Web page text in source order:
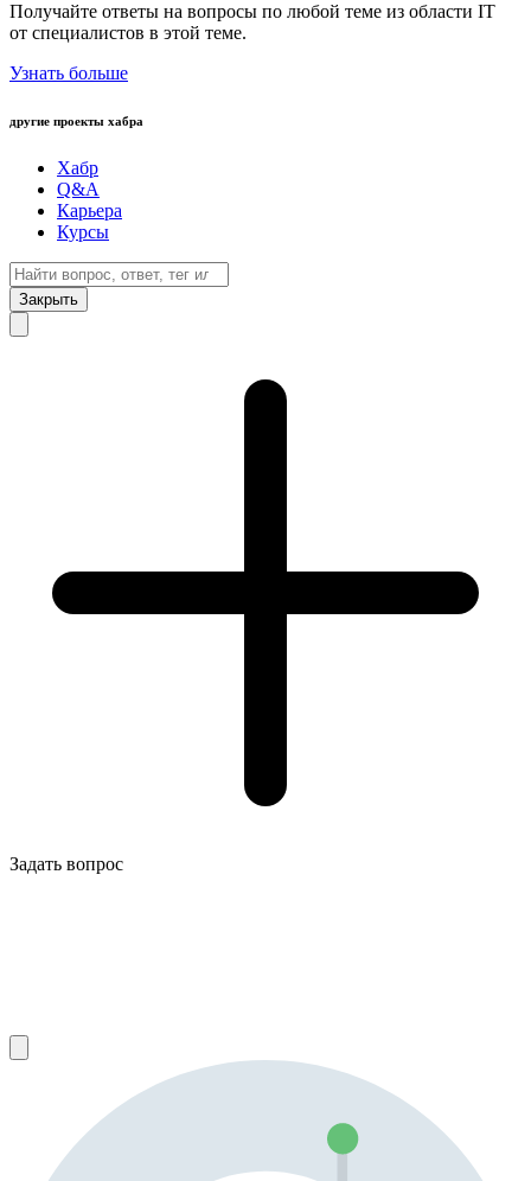
Получайте ответы на вопросы по любой теме из области IT
от специалистов в этой теме.
Узнать больше
другие проекты хабра
Хабр
Q&A
Карьера
Курсы
Закрыть
Задать вопрос